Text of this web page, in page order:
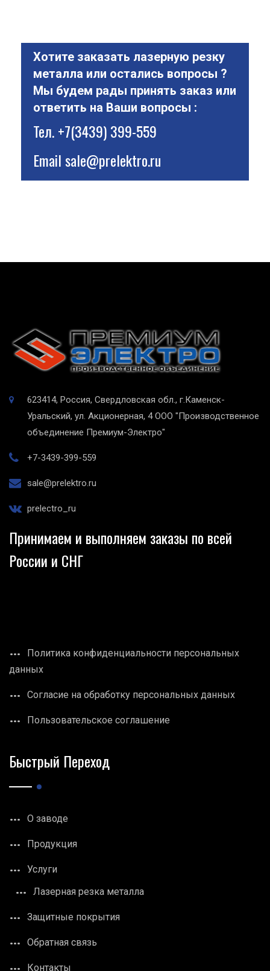
Хотите заказать лазерную резку
металла или остались вопросы ?
Мы будем рады принять заказ или
ответить на Ваши вопросы :
Тел.+7(3439) 399-559
Emailsale@prelektro.ru
623414, Россия, Свердловская обл., г.Каменск-
Уральский, ул. Акционерная, 4 ООО "Производственное
объединение Премиум-Электро"
+7-3439-399-559
sale@prelektro.ru
prelectro_ru
Принимаем и выполняем заказы по всей
России и СНГ
Политика конфиденциальности персональных
данных
Согласие на обработку персональных данных
Пользовательское соглашение
Быстрый Переход
О заводе
Продукция
Услуги
Лазерная резка металла
Защитные покрытия
Обратная связь
Контакты